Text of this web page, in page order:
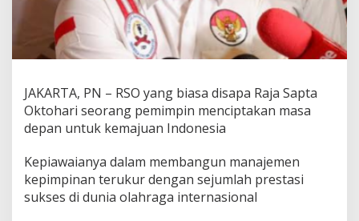
JAKARTA, PN – RSO yang biasa disapa Raja Sapta
Oktohari seorang pemimpin menciptakan masa
depan untuk kemajuan Indonesia
Kepiawaianya dalam membangun manajemen
kepimpinan terukur dengan sejumlah prestasi
sukses di dunia olahraga internasional